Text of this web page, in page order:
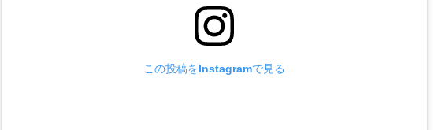
この投稿をInstagramで見る